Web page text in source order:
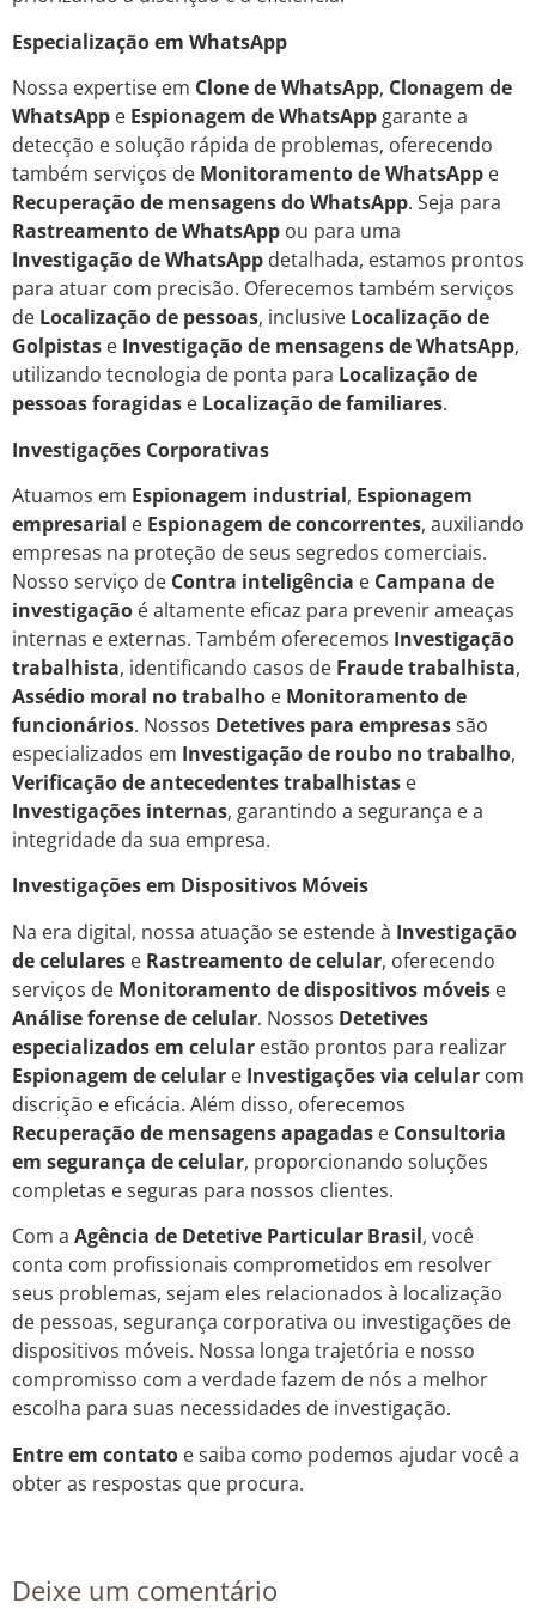
Especialização em WhatsApp
Nossa expertise em Clone de WhatsApp, Clonagem de
WhatsApp e Espionagem de WhatsApp garante a
detecção e solução rápida de problemas, oferecendo
também serviços de Monitoramento de WhatsApp e
Recuperação de mensagens do WhatsApp. Seja para
Rastreamento de WhatsApp ou para uma
Investigação de WhatsApp detalhada, estamos prontos
para atuar com precisão. Oferecemos também serviços
de Localização de pessoas, inclusive Localização de
Golpistas e Investigação de mensagens de WhatsApp,
utilizando tecnologia de ponta para Localização de
pessoas foragidas e Localização de familiares.
Investigações Corporativas
Atuamos em Espionagem industrial, Espionagem
empresarial e Espionagem de concorrentes, auxiliando
empresas na proteção de seus segredos comerciais.
Nosso serviço de Contra inteligência e Campana de
investigação é altamente eficaz para prevenir ameaças
internas e externas. Também oferecemos Investigação
trabalhista, identificando casos de Fraude trabalhista,
Assédio moral no trabalho e Monitoramento de
funcionários. Nossos Detetives para empresassão
especializados em Investigação de roubo no trabalho,
Verificação de antecedentes trabalhistas e
Investigações internas, garantindo a segurança e a
integridade da sua empresa.
Investigações em Dispositivos Móveis
Na era digital, nossa atuação se estende à Investigação
de celulares e Rastreamento de celular, oferecendo
serviços de Monitoramento de dispositivos móveis e
Análise forense de celular. Nossos Detetives
especializados em celular estão prontos para realizar
Espionagem de celular e Investigações via celular com
discrição e eficácia. Além disso, oferecemos
Recuperação de mensagens apagadas e Consultoria
em segurança de celular, proporcionando soluções
completas e seguras para nossos clientes.
Com a Agência de Detetive Particular Brasil, você
conta com profissionais comprometidos em resolver
seus problemas, sejam eles relacionados à localização
de pessoas, segurança corporativa ou investigações de
dispositivos móveis. Nossa longa trajetória e nosso
compromisso com a verdade fazem de nós a melhor
escolha para suas necessidades de investigação.
Entre em contato e saiba como podemos ajudar você a
obter as respostas que procura.
Deixe um comentário